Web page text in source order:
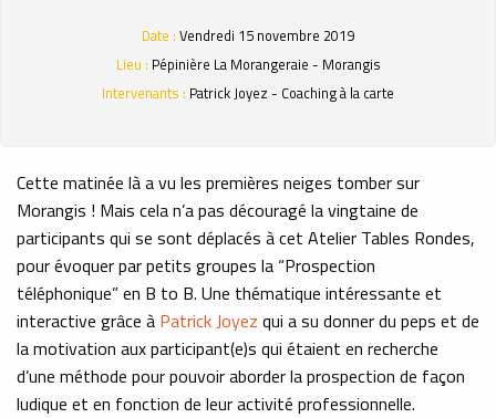
Date : Vendredi 15 novembre 2019
Lieu : Pépinière La Morangeraie - Morangis
Intervenants : Patrick Joyez - Coaching à la carte
Cette matinée là a vu les premières neiges tomber sur
Morangis ! Mais cela n’a pas découragé la vingtaine de
participants qui se sont déplacés à cet Atelier Tables Rondes,
pour évoquer par petits groupes la “Prospection
téléphonique” en B to B. Une thématique intéressante et
interactive grâce à Patrick Joyez qui a su donner du peps et de
la motivation aux participant(e)s qui étaient en recherche
d’une méthode pour pouvoir aborder la prospection de façon
ludique et en fonction de leur activité professionnelle.